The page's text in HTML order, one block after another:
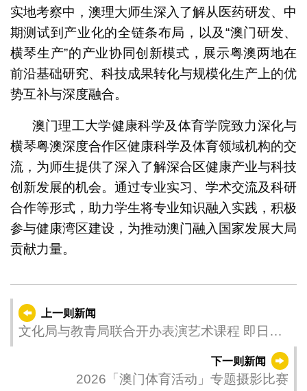
实地考察中，澳理大师生深入了解从医药研发、中
期测试到产业化的全链条布局，以及“澳门研发、
横琴生产”的产业协同创新模式，展示粤澳两地在
前沿基础研究、科技成果转化与规模化生产上的优
势互补与深度融合。
澳门理工大学健康科学及体育学院致力深化与
横琴粤澳深度合作区健康科学及体育领域机构的交
流，为师生提供了深入了解深合区健康产业与科技
创新发展的机会。通过专业实习、学术交流及科研
合作等形式，助力学生将专业知识融入实践，积极
参与健康湾区建设，为推动澳门融入国家发展大局
贡献力量。
上一则新闻
文化局与教青局联合开办表演艺术课程 即日起
下一则新闻
2026「澳门体育活动」专题摄影比赛